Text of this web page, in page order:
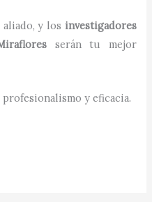
y los investigadores
serán tu mejor
y eficacia.